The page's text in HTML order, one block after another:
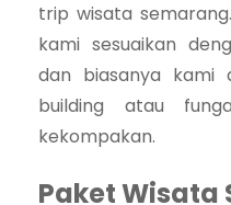
trip wisata
kami sesuaikan
dan biasanya kami
building atau
kekompakan.
Paket Wisata